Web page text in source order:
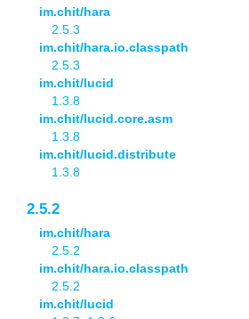
im.chit/hara
2.5.3
im.chit/hara.io.classpath
2.5.3
im.chit/lucid
1.3.8
im.chit/lucid.core.asm
1.3.8
im.chit/lucid.distribute
1.3.8
2.5.2
im.chit/hara
2.5.2
im.chit/hara.io.classpath
2.5.2
im.chit/lucid